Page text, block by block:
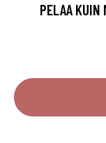
PELAA KUIN